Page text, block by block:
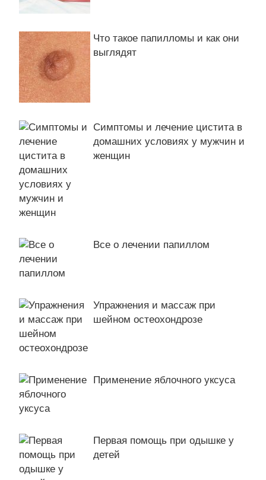
Что такое папилломы и как они
выглядят
Симптомы и лечение цистита в
домашних условиях у мужчин и
женщин
Все о лечении папиллом
Упражнения и массаж при
шейном остеохондрозе
Применение яблочного уксуса
Первая помощь при одышке у
детей